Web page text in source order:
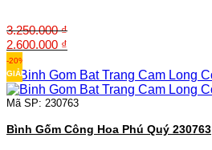
3.250.000₫
Giá
gốc
là:
3.250.000 ₫.
2.600.000 ₫
tại
là:
2.600.000 ₫.
-20%
GIẢM
Mã SP: 230763
Bình Gốm Công Hoa Phú Quý 230763